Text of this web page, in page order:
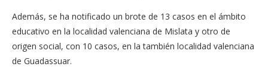
Además, se ha notificado un brote de 13 casos en el ámbito
educativo en la localidad valenciana de Mislata y otro de
origen social, con 10 casos, en la también localidad valenciana
de Guadassuar.